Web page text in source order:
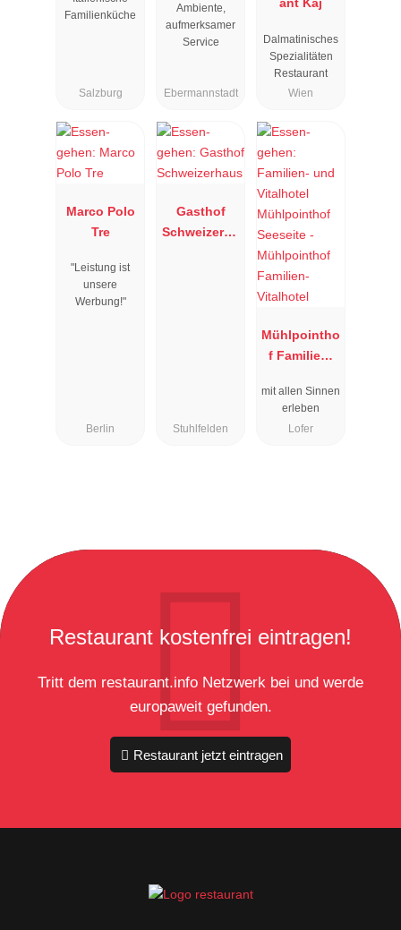
Familienküche
Salzburg
Ambiente,
aufmerksamer
Service
Ebermannstadt
ant Kaj
Dalmatinisches
Spezialitäten
Restaurant
Wien
Marco Polo
Tre
"Leistung ist
unsere
Werbung!"
Berlin
Gasthof
Schweizerha
Stuhlfelden
Mühlpointho
f Familien-
mit allen Sinnen
erleben
Lofer
Restaurant kostenfrei eintragen!
Tritt dem restaurant.info Netzwerk bei und werde
europaweit gefunden.
Restaurant jetzt eintragen